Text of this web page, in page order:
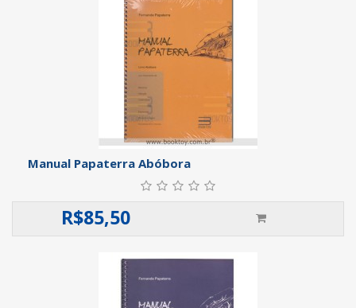
Manual Papaterra Abóbora
R$85,50